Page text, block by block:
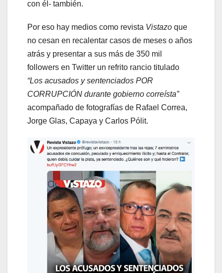
con él- también.
Por eso hay medios como revista Vistazo que
no cesan en recalentar casos de meses o años
atrás y presentar a sus más de 350 mil
followers en Twitter un refrito rancio titulado
“Los acusados y sentenciados POR
CORRUPCIÓN durante gobierno correísta”
acompañado de fotografías de Rafael Correa,
Jorge Glas, Capaya y Carlos Pólit.